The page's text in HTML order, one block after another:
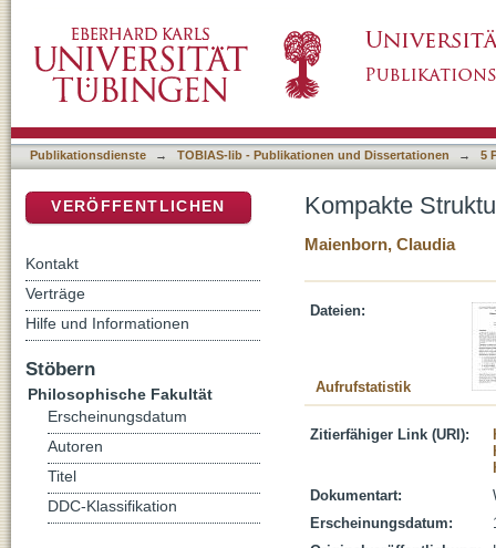
Publikationsdienste → TOBIAS-lib - Publikationen und Dissertationen → 5
Kompakte
Maienborn, Claudia
Dateien:
Aufrufstatistik
Zitierfähiger Link (URI):
Dokumentart:
Erscheinungsdatum:
VERÖFFENTLICHEN
Kontakt
Verträge
Hilfe und Informationen
Stöbern
Philosophische Fakultät
Erscheinungsdatum
Autoren
Titel
DDC-Klassifikation